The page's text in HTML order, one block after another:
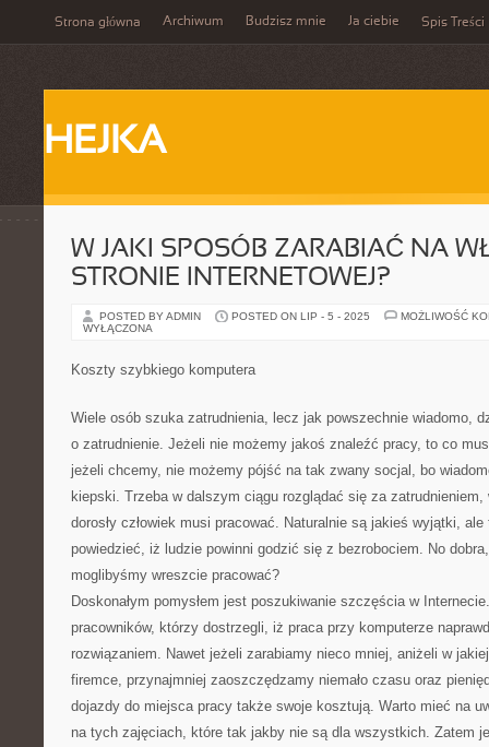
Strona główna Archiwum Budzisz mnie Ja ciebie Spis Treści
HEJKA
W JAKI SPOSÓB ZARABIAĆ NA
STRONIE INTERNETOWEJ?
POSTED BY ADMIN POSTED ON LIP - 5 - 2025
MOŻLIWOŚĆ
WYŁĄCZONA
Koszty szybkiego komputera
Wiele osób szuka zatrudnienia, lecz jak powszechnie wiadomo,
o zatrudnienie. Jeżeli nie możemy jakoś znaleźć pracy, to co
jeżeli chcemy, nie możemy pójść na tak zwany socjal, bo
kiepski. Trzeba w dalszym ciągu rozglądać się za
dorosły człowiek musi pracować. Naturalnie są jakieś wyjątki,
powiedzieć, iż ludzie powinni godzić się z bezrobociem. No
moglibyśmy wreszcie pracować?
Doskonałym pomysłem jest poszukiwanie szczęścia w
pracowników, którzy dostrzegli, iż praca przy komputerze
rozwiązaniem. Nawet jeżeli zarabiamy nieco mniej, aniżeli w
firemce, przynajmniej zaoszczędzamy niemało czasu oraz
dojazdy do miejsca pracy także swoje kosztują. Warto mieć na
na tych zajęciach, które tak jakby nie są dla wszystkich. Zatem